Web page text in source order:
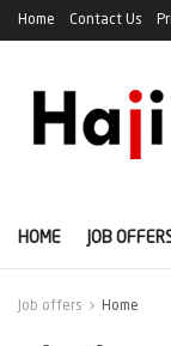
Home Contact Us
HOME JOB
Home
Job offers